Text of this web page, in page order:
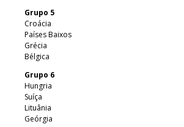
Grupo 5
Croácia
Países Baixos
Grécia
Bélgica
Grupo 6
Hungria
Suíça
Lituânia
Geórgia